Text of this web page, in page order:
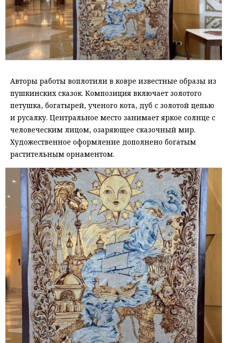
Авторы работы воплотили в ковре известные образы из
пушкинских сказок. Композиция включает золотого
петушка, богатырей, ученого кота, дуб с золотой цепью
и русалку. Центральное место занимает яркое солнце с
человеческим лицом, озаряющее сказочный мир.
Художественное оформление дополнено богатым
растительным орнаментом.